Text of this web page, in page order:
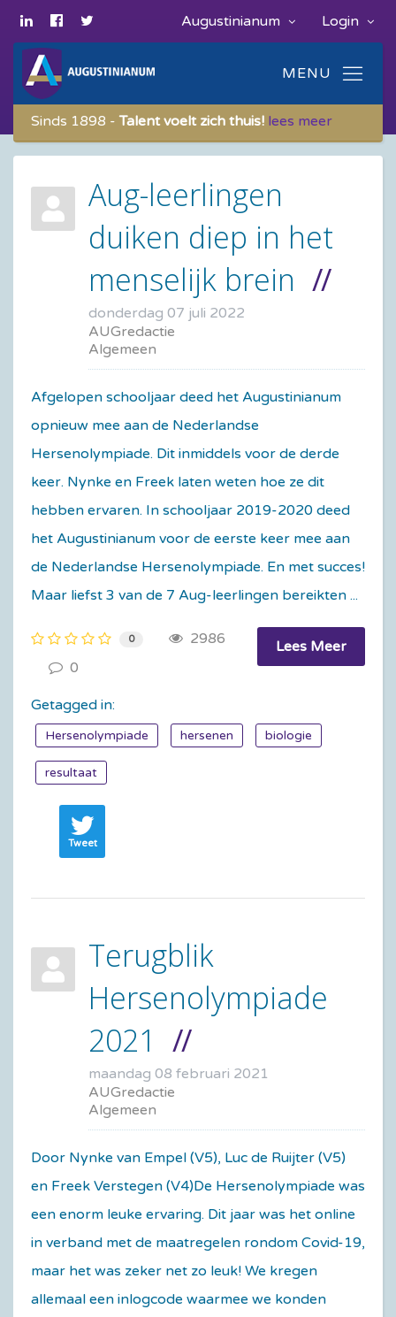
Login
Augustinianum
Sinds 1898 -Talent voelt zich thuis! lees meer
Aug-leerlingen
duiken diep in het
menselijk brein
donderdag 07 juli 2022
AUGredactie
Algemeen
Afgelopen schooljaar deed het Augustinianum
opnieuw mee aan de Nederlandse
Hersenolympiade. Dit inmiddels voor de derde
keer. Nynke en Freek laten weten hoe ze dit
hebben ervaren. In schooljaar 2019-2020 deed
het Augustinianum voor de eerste keer mee aan
de Nederlandse Hersenolympiade. En met succes!
Maar liefst 3 van de 7 Aug-leerlingen bereikten ...
Lees Meer
0
2986
0
Getagged in:
Hersenolympiade hersenen biologie
resultaat
Tweet
Terugblik
Hersenolympiade
2021
maandag 08 februari 2021
AUGredactie
Algemeen
Door Nynke van Empel (V5), Luc de Ruijter (V5)
en Freek Verstegen (V4)De Hersenolympiade was
een enorm leuke ervaring. Dit jaar was het online
in verband met de maatregelen rondom Covid-19,
maar het was zeker net zo leuk! We kregen
allemaal een inlogcode waarmee we konden